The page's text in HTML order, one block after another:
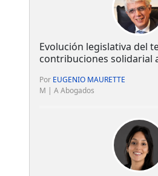
Evolución legislativa del
contribuciones solidarial
Por EUGENIO MAURETTE
M | A Abogados